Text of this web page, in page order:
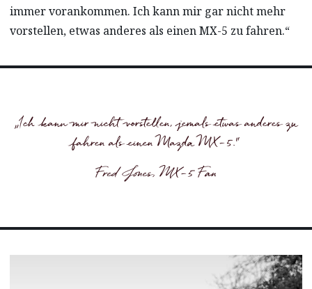
immer vorankommen. Ich kann mir gar nicht mehr
vorstellen, etwas anderes als einen MX-5 zu fahren.“
„Ich kann mir nicht vorstellen, jemals etwas anderes zu
fahren als einen Mazda MX-5.“
Fred Jones, MX-5 Fan